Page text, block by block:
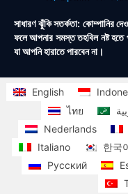
সাধারণ ঝুঁকি সতর্কতা: কোম্পানির
ফলে আপনার সমস্ত তহবিল নষ্ট হতে
যা আপনি হারাতে পারবেন না।
English
ไทย
Nederlands
Italiano
한국
Русский